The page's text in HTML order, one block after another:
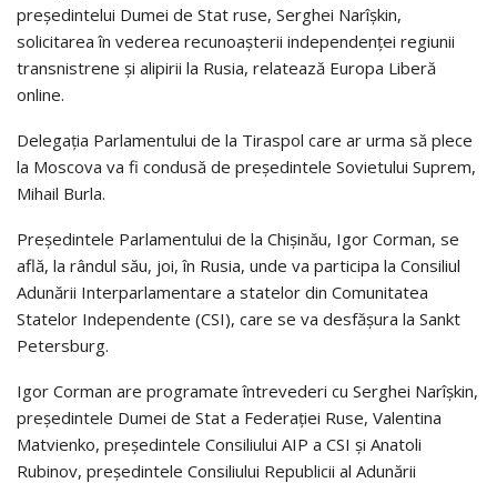
preşedintelui Dumei de Stat ruse, Serghei Narîşkin,
solicitarea în vederea recunoaşterii independenţei regiunii
transnistrene şi alipirii la Rusia, relatează Europa Liberă
online.
Delegaţia Parlamentului de la Tiraspol care ar urma să plece
la Moscova va fi condusă de preşedintele Sovietului Suprem,
Mihail Burla.
Preşedintele Parlamentului de la Chişinău, Igor Corman, se
află, la rândul său, joi, în Rusia, unde va participa la Consiliul
Adunării Interparlamentare a statelor din Comunitatea
Statelor Independente (CSI), care se va desfăşura la Sankt
Petersburg.
Igor Corman are programate întrevederi cu Serghei Narîşkin,
preşedintele Dumei de Stat a Federaţiei Ruse, Valentina
Matvienko, preşedintele Consiliului AIP a CSI şi Anatoli
Rubinov, preşedintele Consiliului Republicii al Adunării